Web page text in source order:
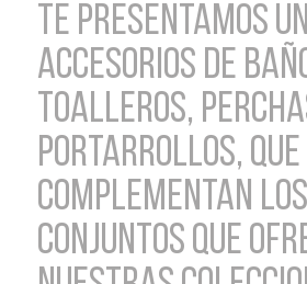
TE PRESENTAMOS
ACCESORIOS DE
TOALLEROS,
PORTARROLLOS, QUE
COMPLEMENTAN LOS
CONJUNTOS QUE